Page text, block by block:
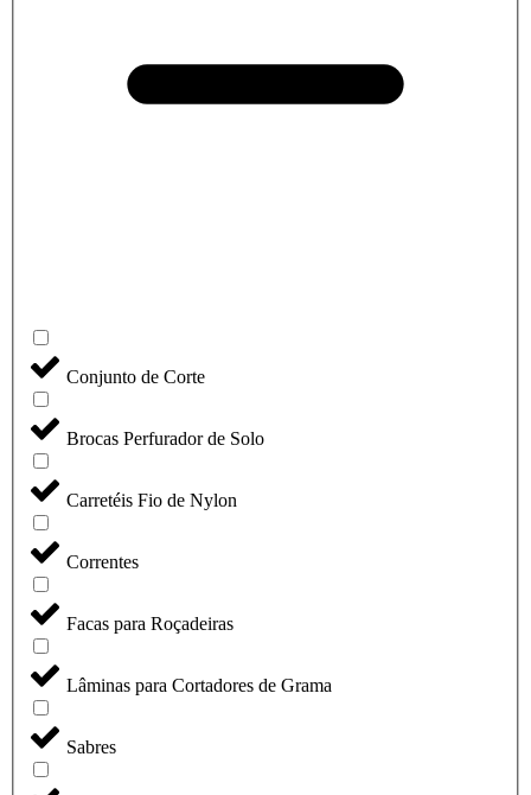
Conjunto de Corte
Brocas Perfurador de Solo
Carretéis Fio de Nylon
Correntes
Facas para Roçadeiras
Lâminas para Cortadores de Grama
Sabres